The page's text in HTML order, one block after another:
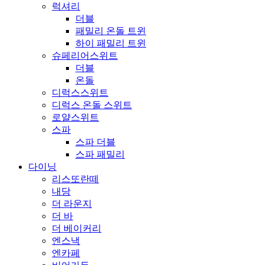
럭셔리
더블
패밀리 온돌 트윈
하이 패밀리 트윈
슈페리어스위트
더블
온돌
디럭스스위트
디럭스 온돌 스위트
로얄스위트
스파
스파 더블
스파 패밀리
다이닝
리스또란떼
내당
더 라운지
더 바
더 베이커리
엔스낵
엔카페